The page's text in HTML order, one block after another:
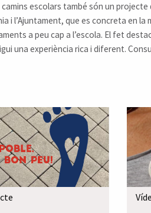
camins escolars també són un
i l’Ajuntament, que es concreta en
a peu cap a l’escola. El fet
una experiència rica i diferent.